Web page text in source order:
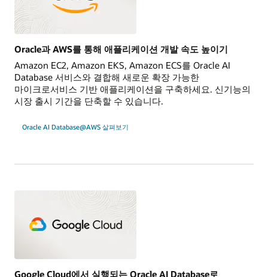
Oracle과 AWS를 통해 애플리케이션 개발 속도 높이기
Amazon EC2, Amazon EKS, Amazon ECS를 Oracle AI
Database 서비스와 결합해 새로운 확장 가능한
마이크로서비스 기반 애플리케이션을 구축하세요. 신기능의
시장 출시 기간을 단축할 수 있습니다.
Oracle AI Database@AWS 살펴보기
Google Cloud에서 실행되는 Oracle AI Database로